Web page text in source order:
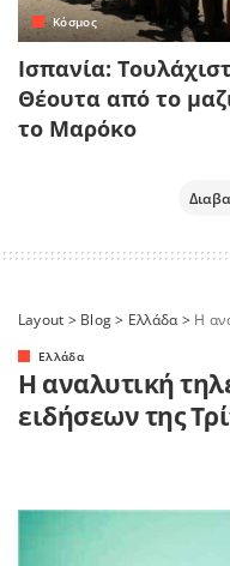
Κόσμος
Ισπανία:
Θέουτα από το
το Μαρόκο
Layout > Blog> Ελλάδα> Η
Ελλάδα
Η αναλυτική
ειδήσεων της